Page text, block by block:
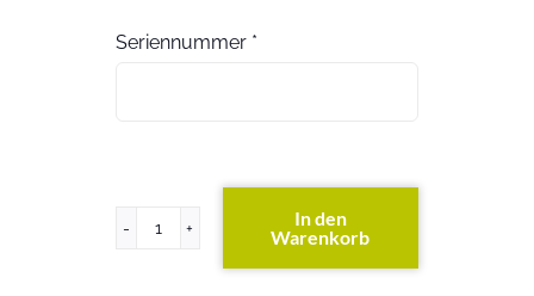
Seriennummer *
ProLiant
In den
Warenkorb